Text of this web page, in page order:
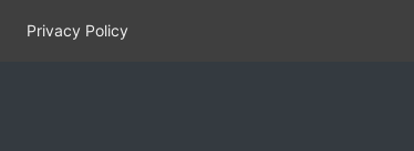
Privacy Policy